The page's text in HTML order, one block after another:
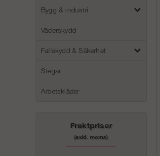
Bygg & industri
Väderskydd
Fallskydd & Säkerhet
Stegar
Arbetskläder
Fraktpriser
(exkl. moms)